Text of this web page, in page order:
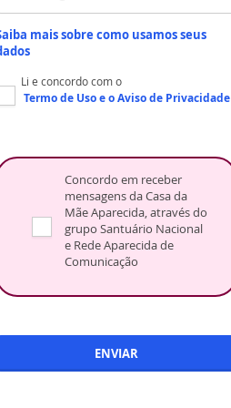
mais sobre como usamos seus
Li e concordo com o
Termo de Usoe oAviso de Privacidade
Concordo em receber
mensagens da Casa da
Mãe Aparecida, através do
grupo Santuário Nacional
e Rede Aparecida de
Comunicação
ENVIAR